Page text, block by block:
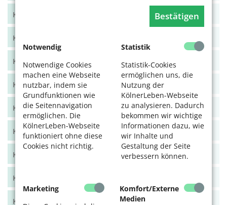
Bestätigen
Notwendig
Notwendige Cookies
machen eine Webseite
nutzbar, indem sie
Grundfunktionen wie
die Seitennavigation
ermöglichen. Die
KölnerLeben-Webseite
funktioniert ohne diese
Cookies nicht richtig.
Statistik
Statistik-Cookies
ermöglichen uns, die
Nutzung der
KölnerLeben-Webseite
zu analysieren. Dadurch
bekommen wir wichtige
Informationen dazu, wie
wir Inhalte und
Gestaltung der Seite
verbessern können.
Marketing
Komfort/Externe
Medien
KölnerLeben Aug/Sept 2022
KölnerLeben Juni/Juli 2022
KölnerLeben April/Mai 2022
KölnerLeben Feb/März 2022
KölnerLeben Dez 21/Jan 22
KölnerLeben Okt/Nov 2021
KölnerLeben Aug/Sept 2021
KölnerLeben Juni/Juli 2021
KölnerLeben April/Mai 2021